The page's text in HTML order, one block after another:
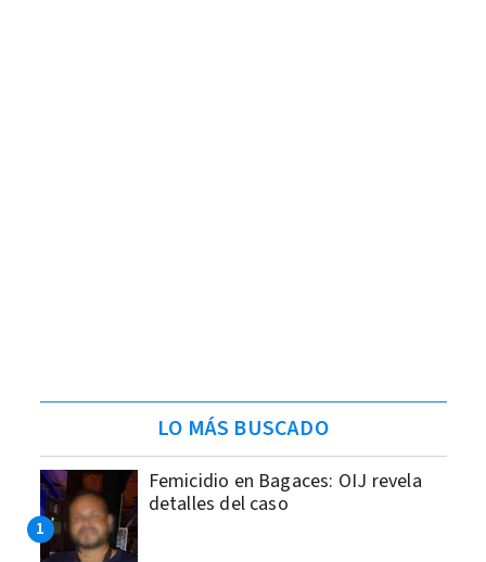
LO MÁS BUSCADO
Femicidio en Bagaces: OIJ revela
detalles del caso